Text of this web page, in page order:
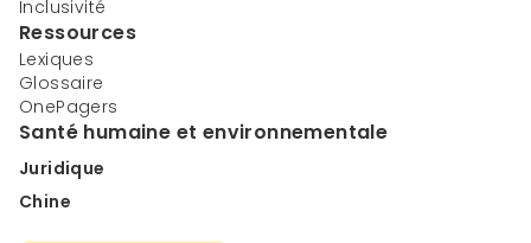
Inclusivité
Ressources
Lexiques
Glossaire
OnePagers
Santé humaine et environnementale
Juridique
Chine